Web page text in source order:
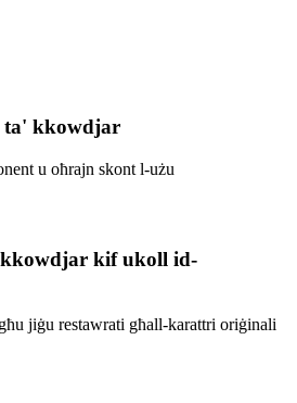
ta' kkowdjar
u oħrajn skont l-użu
kif ukoll id-
jiġu restawrati għall-karattri oriġinali